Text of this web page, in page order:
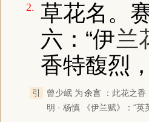
2. 草花名。
六：“伊兰
香特馥烈
引 曾少岷 为余言 ：此花之
明 · 杨慎
《伊兰赋》 ：“